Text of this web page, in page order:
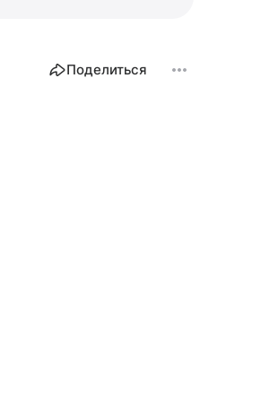
Поделиться